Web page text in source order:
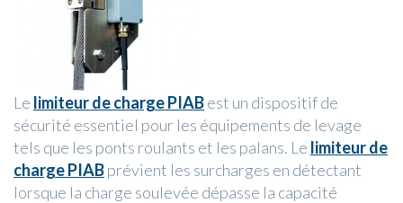
Le limiteur de charge PIABest un dispositif de
sécurité essentiel pour les équipements de levage
tels que les ponts roulants et les palans. Le limiteur de
charge PIABprévient les surcharges en détectant
lorsque la charge soulevée dépasse la capacité